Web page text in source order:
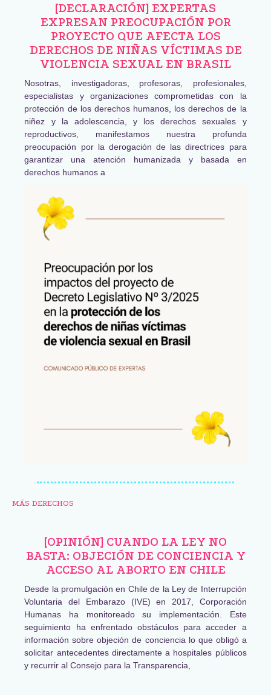
[DECLARACIÓN] EXPERTAS
EXPRESAN PREOCUPACIÓN POR
PROYECTO QUE AFECTA LOS
DERECHOS DE NIÑAS VÍCTIMAS DE
VIOLENCIA SEXUAL EN BRASIL
Nosotras, investigadoras, profesoras, profesionales,
especialistas y organizaciones comprometidas con la
protección de los derechos humanos, los derechos de la
niñez y la adolescencia, y los derechos sexuales y
reproductivos, manifestamos nuestra profunda
preocupación por la derogación de las directrices para
garantizar una atención humanizada y basada en
derechos humanos a
MÁS DERECHOS
[OPINIÓN] CUANDO LA LEY NO
BASTA: OBJECIÓN DE CONCIENCIA Y
ACCESO AL ABORTO EN CHILE
Desde la promulgación en Chile de la Ley de Interrupción
Voluntaria del Embarazo (IVE) en 2017, Corporación
Humanas ha monitoreado su implementación. Este
seguimiento ha enfrentado obstáculos para acceder a
información sobre objeción de conciencia lo que obligó a
solicitar antecedentes directamente a hospitales públicos
y recurrir al Consejo para la Transparencia,